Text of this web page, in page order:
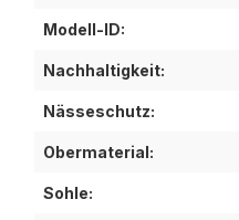
Modell-ID:
Nachhaltigkeit:
Nässeschutz:
Obermaterial:
Sohle: